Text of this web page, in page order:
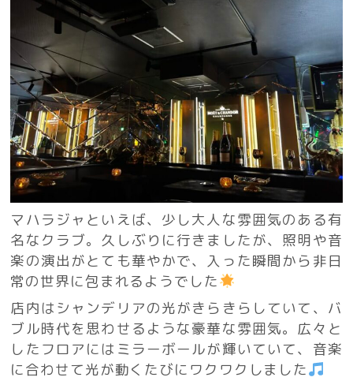
マハラジャといえば、少し大人な雰囲気のある有
名なクラブ。久しぶりに行きましたが、照明や音
楽の演出がとても華やかで、入った瞬間から非日
常の世界に包まれるようでした
店内はシャンデリアの光がきらきらしていて、バ
ブル時代を思わせるような豪華な雰囲気。広々と
したフロアにはミラーボールが輝いていて、音楽
に合わせて光が動くたびにワクワクしました